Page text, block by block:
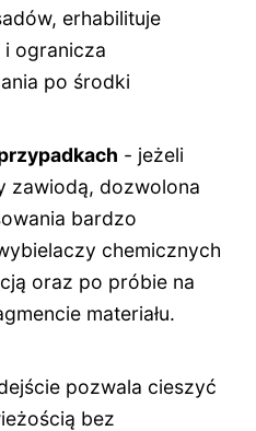
erhabilituje
i ogranicza
po środki
- jeżeli
zawiodą, dozwolona
bardzo
chemicznych
oraz po próbie na
materiału.
pozwala cieszyć
bez